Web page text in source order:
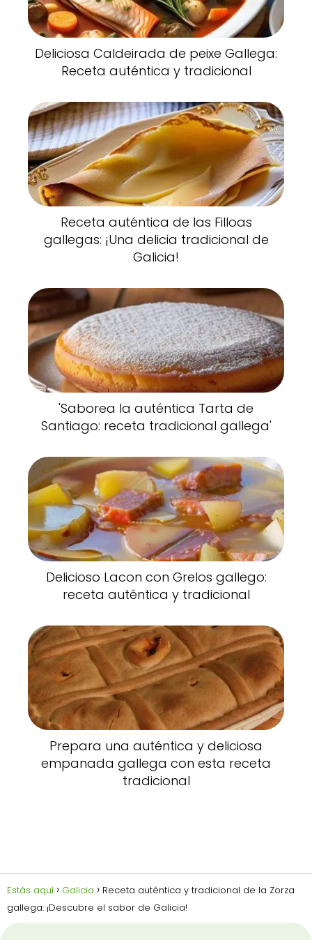
Deliciosa Caldeirada de peixe Gallega:
Receta auténtica y tradicional
Receta auténtica de las Filloas
gallegas: ¡Una delicia tradicional de
Galicia!
'Saborea la auténtica Tarta de
Santiago: receta tradicional gallega'
Delicioso Lacon con Grelos gallego:
receta auténtica y tradicional
Prepara una auténtica y deliciosa
empanada gallega con esta receta
tradicional
Estás aquí Galicia
Receta auténtica y tradicional de la Zorza
gallega: ¡Descubre el sabor de Galicia!